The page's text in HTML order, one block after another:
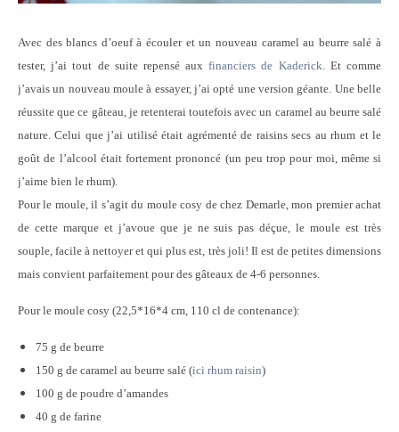
Avec des blancs d’oeuf à écouler et un nouveau caramel au beurre salé à
tester, j’ai tout de suite repensé auxfinanciers de Kaderick. Et comme
j’avais un nouveau moule à essayer, j’ai opté une version géante. Une belle
réussite que ce gâteau, je retenterai toutefois avec un caramel au beurre salé
nature. Celui que j’ai utilisé était agrémenté de raisins secs au rhum et le
goût de l’alcool était fortement prononcé (un peu trop pour moi, même si
j’aime bien le rhum).
Pour le moule, il s’agit du moule cosy de chez Demarle, mon premier achat
de cette marque et j’avoue que je ne suis pas déçue, le moule est très
souple, facile à nettoyer et qui plus est, très joli! Il est de petites dimensions
mais convient parfaitement pour des gâteaux de 4-6 personnes.
Pour le moule cosy (22,5*16*4 cm, 110 cl de contenance):
75 g de beurre
150 g de caramel au beurre salé (ici rhum raisin)
100 g de poudre d’amandes
40 g de farine